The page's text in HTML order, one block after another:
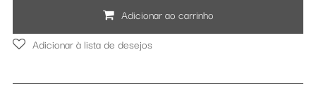
Adicionar ao carrinho
Adicionar à lista de desejos